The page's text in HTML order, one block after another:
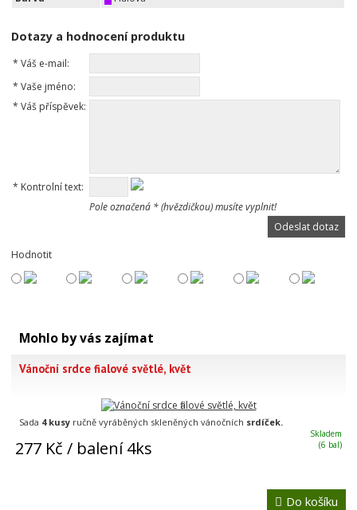
Dotazy a hodnocení produktu
* Váš e-mail:
* Vaše jméno:
* Váš příspěvek:
* Kontrolní text:
Pole označená * (hvězdičkou) musíte vyplnit!
Hodnotit
Mohlo by vás zajímat
Vánoční srdce fialové světlé, květ
Sada 4 kusy ručně vyráběných skleněných vánočních srdíček.
277 Kč / balení 4ks
Skladem
(6 bal)
Do košíku